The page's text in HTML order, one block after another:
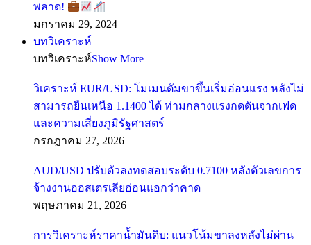
พลาด!
มกราคม 29, 2024
บทวิเคราะห์
บทวิเคราะห์Show More
วิเคราะห์ EUR/USD: โมเมนตัมขาขึ้นเริ่มอ่อนแรง หลังไม่
สามารถยืนเหนือ 1.1400 ได้ ท่ามกลางแรงกดดันจากเฟด
และความเสี่ยงภูมิรัฐศาสตร์
กรกฎาคม 27, 2026
AUD/USD ปรับตัวลงทดสอบระดับ 0.7100 หลังตัวเลขการ
จ้างงานออสเตรเลียอ่อนแอกว่าคาด
พฤษภาคม 21, 2026
การวิเคราะห์ราคาน้ำมันดิบ: แนวโน้มขาลงหลังไม่ผ่าน